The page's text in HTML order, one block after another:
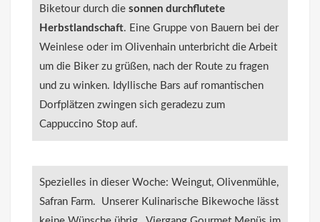
Biketour durch die sonnen durchflutete
Herbstlandschaft. Eine Gruppe von Bauern bei der
Weinlese oder im Olivenhain unterbricht die Arbeit
um die Biker zu grüßen, nach der Route zu fragen
und zu winken. Idyllische Bars auf romantischen
Dorfplätzen zwingen sich geradezu zum
Cappuccino Stop auf.
Spezielles in dieser Woche: Weingut, Olivenmühle,
Safran Farm. Unserer Kulinarische Bikewoche lässt